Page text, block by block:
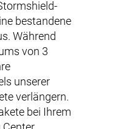
bestandene
Während
von 3
unserer
verlängern.
bei Ihrem